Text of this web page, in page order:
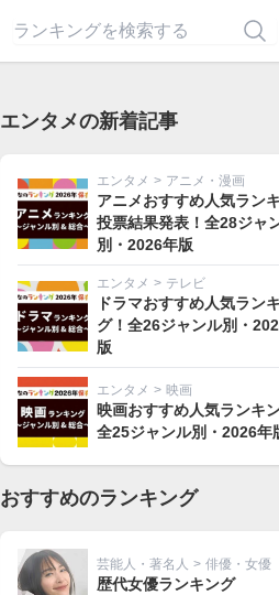
エンタメの新着記事
エンタメ > アニメ・漫画
アニメおすすめ人気ラン
投票結果発表！全28ジャ
別・2026年版
エンタメ > テレビ
ドラマおすすめ人気ラン
グ！全26ジャンル別・
版
エンタメ > 映画
映画おすすめ人気ランキ
全25ジャンル別・2026年
おすすめのランキング
芸能人・著名人 > 俳優・女優
歴代女優ランキング